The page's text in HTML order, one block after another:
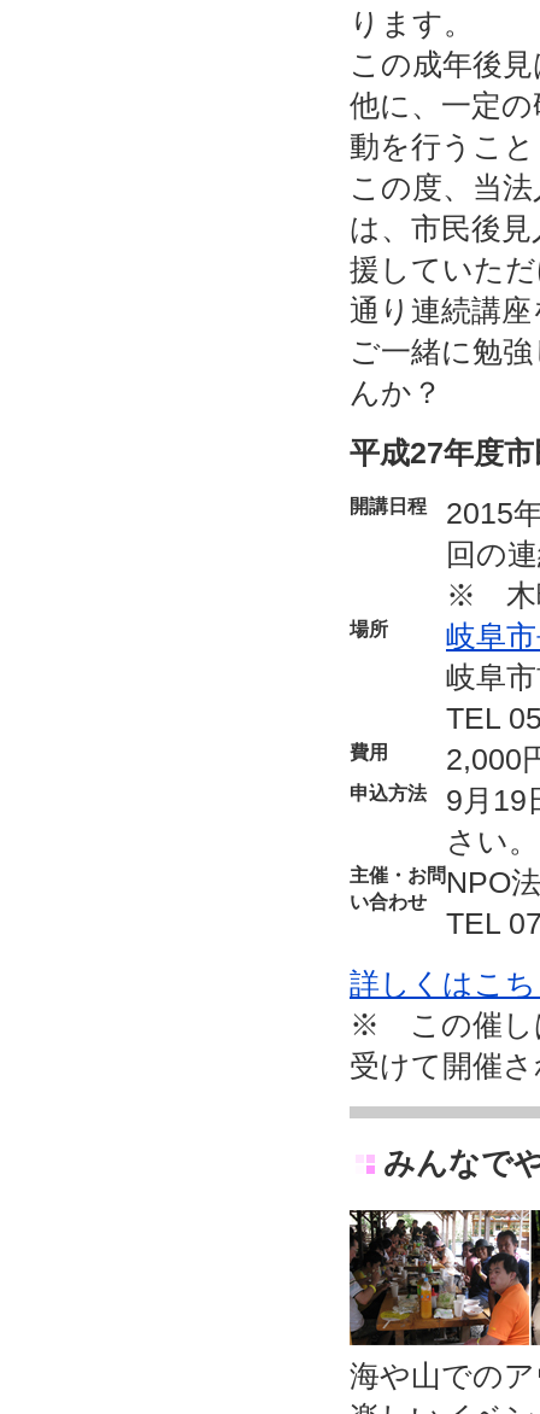
ります。
この成年後
他に、一定
動を行うこ
この度、当
は、市民後
援していた
通り連続講
ご一緒に勉
んか？
平成27年度
開講日程
2015
回の
※ 木
場所
岐阜
岐阜
TEL
費用 2,000
申込方法
9月19
さい。
主催・お問
い合わせ
NPO
TEL
詳しくはこ
※ この催し
受けて開催
みんなで
海や山での